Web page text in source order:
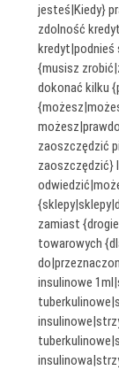
jesteś|Kiedy}
zdolność
kredyt|podnieś
{musisz
dokonać kilku
zaoszczędzić
zaoszczędzić}
zamiast
towarowych
insulinowe